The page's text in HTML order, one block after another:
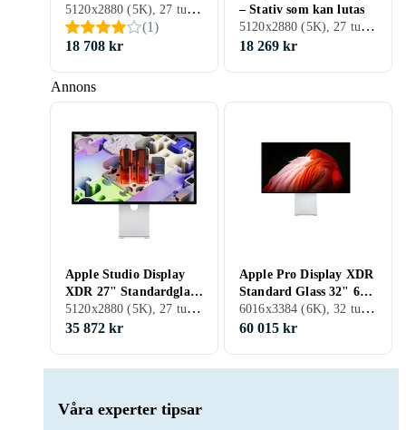
Annons
Våra experter tipsar
Tilt-adjustable Stand5120x2880 (5K), 27 tum, LCD, 60 Hz
(1)
18 708 kr
– Stativ som kan lutas
5120x2880 (5K), 27 tum, LED LCD, 60 Hz
18 269 kr
Apple Studio Display
XDR 27" Standardglas
– Stativ som kan lutas
och höjdjusteras
5120x2880 (5K), 27 tum, LED LCD, 120 Hz
35 872 kr
Apple Pro Display XDR
Standard Glass 32" 6K
(6016x3384) IPS
6016x3384 (6K), 32 tum, LCD, 60 Hz
60 015 kr